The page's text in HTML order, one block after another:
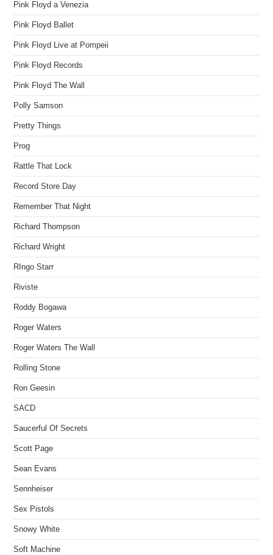
Pink Floyd a Venezia
Pink Floyd Ballet
Pink Floyd Live at Pompeii
Pink Floyd Records
Pink Floyd The Wall
Polly Samson
Pretty Things
Prog
Rattle That Lock
Record Store Day
Remember That Night
Richard Thompson
Richard Wright
RIngo Starr
Riviste
Roddy Bogawa
Roger Waters
Roger Waters The Wall
Rolling Stone
Ron Geesin
SACD
Saucerful Of Secrets
Scott Page
Sean Evans
Sennheiser
Sex Pistols
Snowy White
Soft Machine